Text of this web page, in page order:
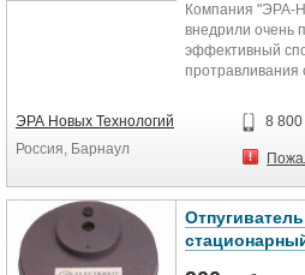
Компания "ЭРА-
внедрили очень
эффективный
протравливания
технологии
вместо
бункер мехтока
самотеком,
камеру блока
кузов
ЭРА Новых Технологий
Россия, Барнаул
8